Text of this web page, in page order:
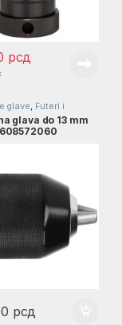
рсд
glave Futeri i
glava do 13 mm
рсд